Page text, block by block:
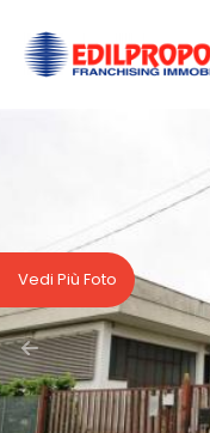
Vedi Più Foto
HOME
AFFILIATI
VENDITA
AFFITTO
Codice
Qualsiasi
Vendita
Affitto